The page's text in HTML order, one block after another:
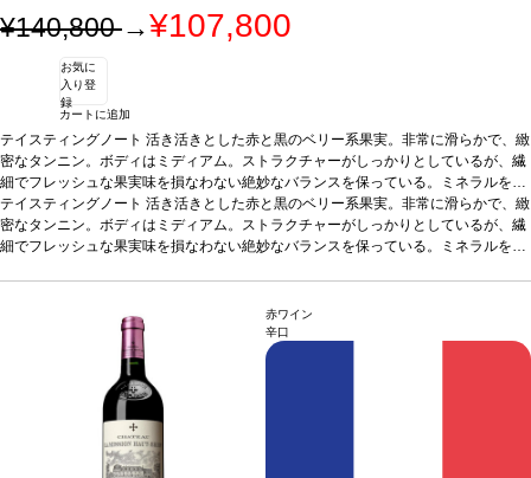
¥140,800→¥107,800
お気に
入り登
録
カートに追加
テイスティングノート 活き活きとした赤と黒のベリー系果実。非常に滑らかで、緻
密なタンニン。ボディはミディアム。ストラクチャーがしっかりとしているが、繊
細でフレッシュな果実味を損なわない絶妙なバランスを保っている。ミネラルを伴
う精密な味わいが、長く余韻まで続く。葡萄品種87% カベルネ・ソーヴィニヨ
ン、8% メルロー、3% カベルネ・フラン、2% プティ・ヴェルド
テイスティングノート 活き活きとした赤と黒のベリー系果実。非常に滑らかで、緻
密なタンニン。ボディはミディアム。ストラクチャーがしっかりとしているが、繊
細でフレッシュな果実味を損なわない絶妙なバランスを保っている。ミネラルを伴
赤ワイン
辛口